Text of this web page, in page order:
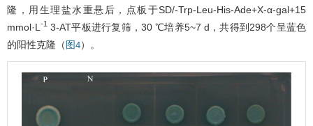
隆，用生理盐水重悬后，点板于SD/-Trp-Leu-His-Ade+X-α-gal+15
mmol·L -1 3-AT平板进行复筛，30 ℃培养5~7 d，共得到298个呈蓝色
的阳性克隆（ 图4）。